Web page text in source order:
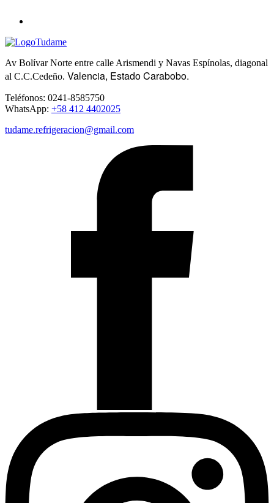
Av Bolívar Norte entre calle Arismendi y Navas Espínolas, diagonal
al C.C.Cedeño. Valencia, Estado Carabobo.
Teléfonos: 0241-8585750
WhatsApp: +58 412 4402025
tudame.refrigeracion@gmail.com